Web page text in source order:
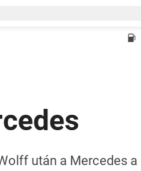
után a Mercedes a